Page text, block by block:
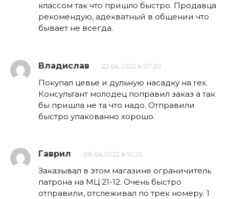
классом так что пришло быстро. Продавца
рекомендую, адекватный в общении что
бывает не всегда.
Владислав 22.04.2022 в 07:20
Покупал цевье и дульную насадку на rex.
Консультант молодец поправил заказ а так
бы пришла не та что надо. Отправили
быстро упакованно хорошо.
Гаврил 08.04.2022 в 10:20
Заказывал в этом магазине ограничитель
патрона на МЦ 21-12. Очень быстро
отправили, отслеживал по трек номеру. 1